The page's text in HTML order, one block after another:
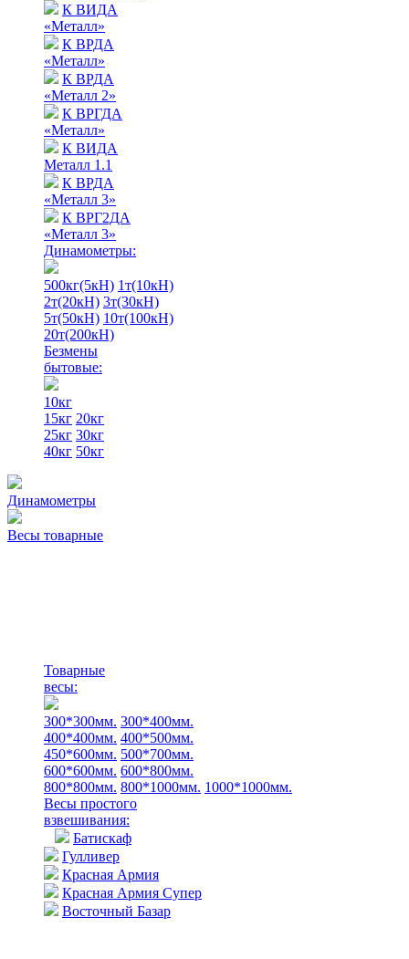
К ВИДА
«Металл»
К ВРДА
«Металл»
К ВРДА
«Металл 2»
К ВРГДА
«Металл»
К ВИДА
Металл 1.1
К ВРДА
«Металл 3»
К ВРГ2ДА
«Металл 3»
Динамометры:
500кг(5кН) 1т(10кН)
2т(20кН) 3т(30кН)
5т(50кН) 10т(100кН)
20т(200кН)
Безмены
бытовые:
10кг
15кг 20кг
25кг 30кг
40кг 50кг
Динамометры
Весы товарные
Товарные
весы:
300*300мм. 300*400мм.
400*400мм. 400*500мм.
450*600мм. 500*700мм.
600*600мм. 600*800мм.
800*800мм. 800*1000мм. 1000*1000мм.
Весы простого
взвешивания:
Батискаф
Гулливер
Красная Армия
Красная Армия Супер
Восточный Базар